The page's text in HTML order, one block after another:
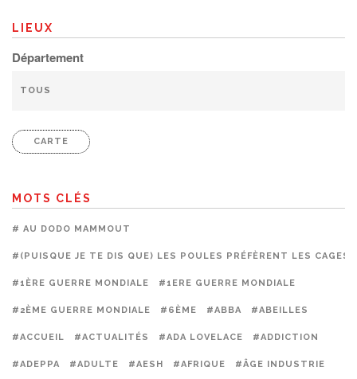
LIEUX
Département
CARTE
MOTS CLÉS
# AU DODO MAMMOUT
#(PUISQUE JE TE DIS QUE) LES POULES PRÉFÈRENT LES CAGES
#1ÈRE GUERRE MONDIALE #1ERE GUERRE MONDIALE
#2ÈME GUERRE MONDIALE #6ÈME #ABBA #ABEILLES
#ACCUEIL #ACTUALITÉS #ADA LOVELACE #ADDICTION
#ADEPPA #ADULTE #AESH #AFRIQUE #ÂGE INDUSTRIE